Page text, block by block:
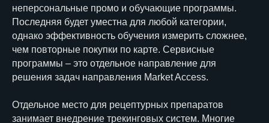
неперсональные промо и обучающие программы.
Последняя будет уместна для любой категории,
однако эффективность обучения измерить сложнее,
чем повторные покупки по карте. Сервисные
программы – это отдельное направление для
решения задач направления Market Access.
Отдельное место для рецептурных препаратов
занимает внедрение трекинговых систем. Многие